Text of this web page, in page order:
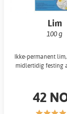
Lim
100 g
Ikke-permanent
midlertidig festing
42